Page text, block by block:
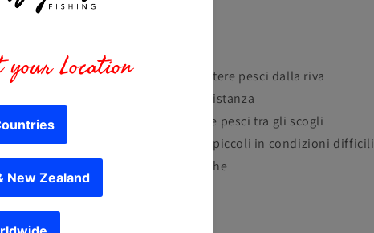
Vantaggi
Canna potente e leggera
Lunghezza ideale per combattere pesci dalla riva
Progettata per lanci a lunga distanza
Ottima per controllare esche e pesci tra gli scogli
Capace di sollevare pesci più piccoli in condizioni difficili
Punta adatta a lavorare le esche
Spedizione:
🇬🇧 Regno Unito - £20